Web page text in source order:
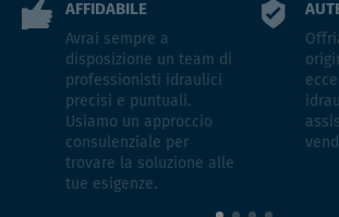
AFFIDABILE
Avrai sempre a
disposizione un team di
professionisti idraulici
precisi e puntuali.
Usiamo un approccio
consulenziale per
trovare la soluzione alle
tue esigenze.